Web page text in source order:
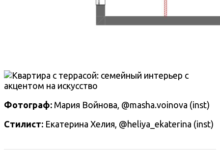
Фотограф: Мария Войнова, @masha.voinova (inst)
Стилист: Екатерина Хелия, @heliya_ekaterina (inst)